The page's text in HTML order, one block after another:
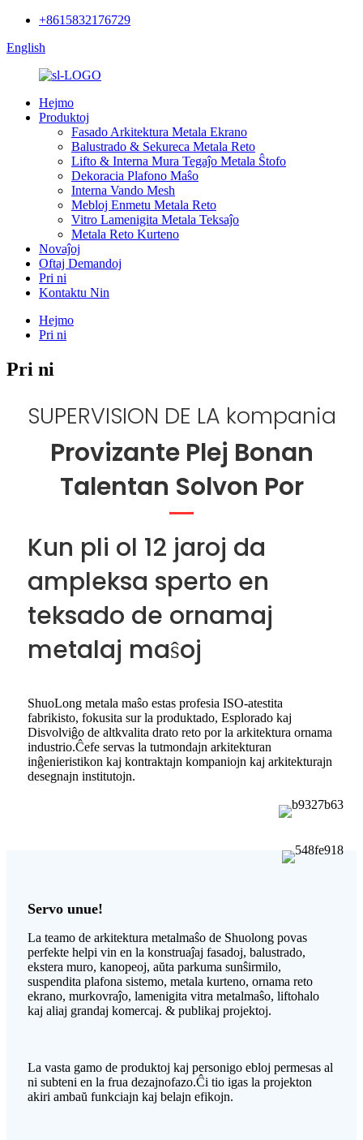
+8615832176729
English
Hejmo
Produktoj
Fasado Arkitektura Metala Ekrano
Balustrado & Sekureca Metala Reto
Lifto & Interna Mura Tegaĵo Metala Ŝtofo
Dekoracia Plafono Maŝo
Interna Vando Mesh
Mebloj Enmetu Metala Reto
Vitro Lamenigita Metala Teksaĵo
Metala Reto Kurteno
Novaĵoj
Oftaj Demandoj
Pri ni
Kontaktu Nin
Hejmo
Pri ni
Pri ni
SUPERVISION DE LA kompania
Provizante Plej Bonan
Talentan Solvon Por
Kun pli ol 12 jaroj da
ampleksa sperto en
teksado de ornamaj
metalaj maŝoj
ShuoLong metala maŝo estas profesia ISO-atestita
fabrikisto, fokusita sur la produktado, Esplorado kaj
Disvolviĝo de altkvalita drato reto por la arkitektura ornama
industrio.Ĉefe servas la tutmondajn arkitekturan
inĝenieristikon kaj kontraktajn kompaniojn kaj arkitekturajn
desegnajn institutojn.
Servo unue!
La teamo de arkitektura metalmaŝo de Shuolong povas
perfekte helpi vin en la konstruaĵaj fasadoj, balustrado,
ekstera muro, kanopeoj, aŭta parkuma sunŝirmilo,
suspendita plafona sistemo, metala kurteno, ornama reto
ekrano, murkovraĵo, lamenigita vitra metalmaŝo, liftohalo
kaj aliaj grandaj komercaj. & publikaj projektoj.
La vasta gamo de produktoj kaj personigo ebloj permesas al
ni subteni en la frua dezajnofazo.Ĉi tio igas la projekton
akiri ambaŭ funkciajn kaj belajn efikojn.